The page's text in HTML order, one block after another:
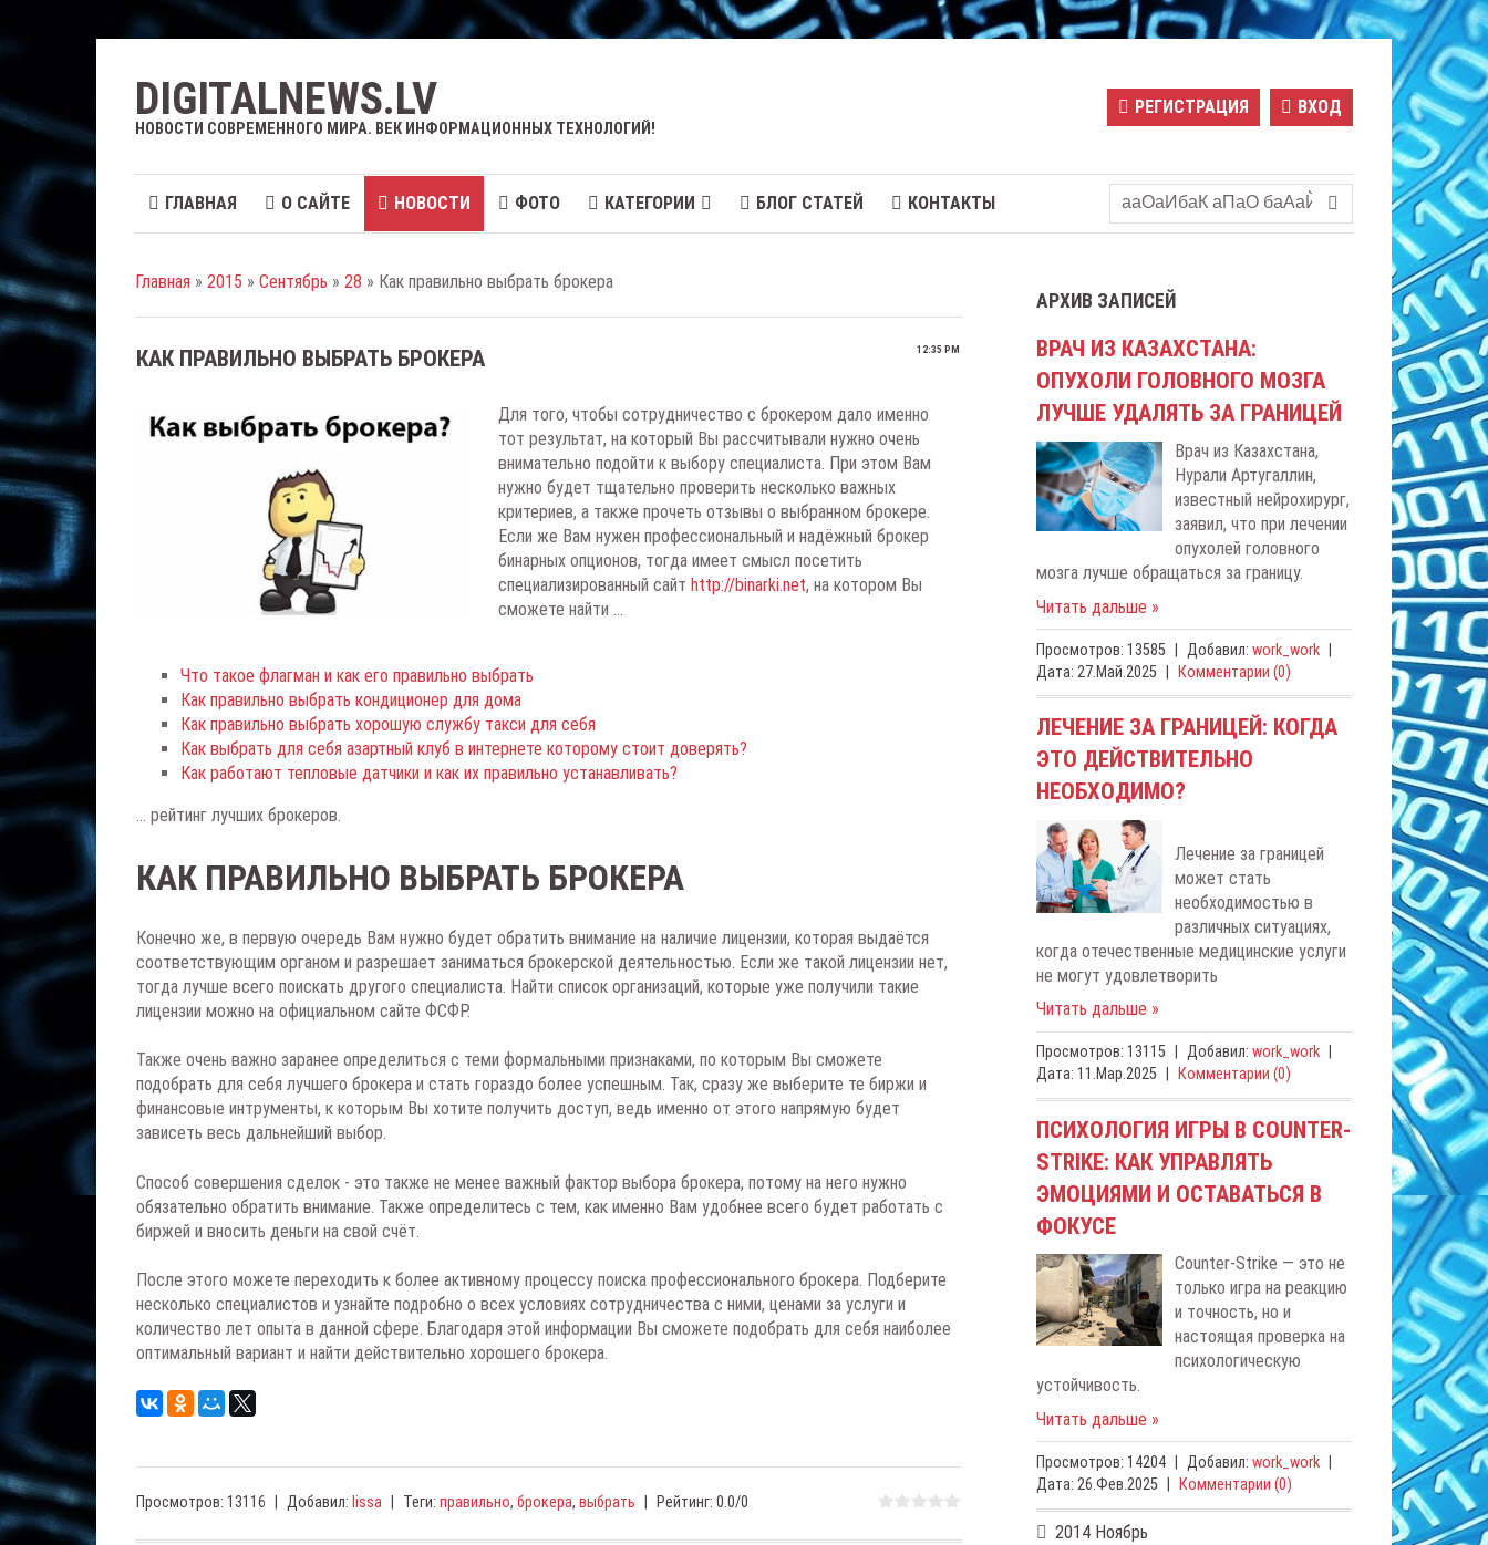
DIGITALNEWS.LV
НОВОСТИ СОВРЕМЕННОГО МИРА. ВЕК ИНФОРМАЦИОННЫХ ТЕХНОЛОГИЙ!
РЕГИСТРАЦИЯ ВХОД
ГЛАВНАЯ О САЙТЕ НОВОСТИ ФОТО КАТЕГОРИИ БЛОГ СТАТЕЙ КОНТАКТЫ
Главная »2015 » Сентябрь » 28 » Как правильно выбрать брокера
12:35 PM
КАК ПРАВИЛЬНО ВЫБРАТЬ БРОКЕРА
Для того, чтобы сотрудничество с брокером дало именно
тот результат, на который Вы рассчитывали нужно очень
внимательно подойти к выбору специалиста. При этом Вам
нужно будет тщательно проверить несколько важных
критериев, а также прочеть отзывы о выбранном брокере.
Если же Вам нужен профессиональный и надёжный брокер
бинарных опционов, тогда имеет смысл посетить
специализированный сайт http://binarki.net, на котором Вы
сможете найти ...
Что такое флагман и как его правильно выбрать
Как правильно выбрать кондиционер для дома
Как правильно выбрать хорошую службу такси для себя
Как выбрать для себя азартный клуб в интернете которому стоит доверять?
Как работают тепловые датчики и как их правильно устанавливать?
... рейтинг лучших брокеров.
КАК ПРАВИЛЬНО ВЫБРАТЬ БРОКЕРА
Конечно же, в первую очередь Вам нужно будет обратить внимание на наличие лицензии, которая выдаётся
соответствующим органом и разрешает заниматься брокерской деятельностью. Если же такой лицензии нет,
тогда лучше всего поискать другого специалиста. Найти список организаций, которые уже получили такие
лицензии можно на официальном сайте ФСФР.
Также очень важно заранее определиться с теми формальными признаками, по которым Вы сможете
подобрать для себя лучшего брокера и стать гораздо более успешным. Так, сразу же выберите те биржи и
финансовые интрументы, к которым Вы хотите получить доступ, ведь именно от этого напрямую будет
зависеть весь дальнейший выбор.
Способ совершения сделок - это также не менее важный фактор выбора брокера, потому на него нужно
обязательно обратить внимание. Также определитесь с тем, как именно Вам удобнее всего будет работать с
биржей и вносить деньги на свой счёт.
После этого можете переходить к более активному процессу поиска профессионального брокера. Подберите
несколько специалистов и узнайте подробно о всех условиях сотрудничества с ними, ценами за услуги и
количество лет опыта в данной сфере. Благодаря этой информации Вы сможете подобрать для себя наиболее
оптимальный вариант и найти действительно хорошего брокера.
Просмотров: 13116 Добавил: lissa Теги: правильно,брокера,выбрать Рейтинг: 0.0/0
АРХИВ ЗАПИСЕЙ
ВРАЧ ИЗ КАЗАХСТАНА:
ОПУХОЛИ ГОЛОВНОГО МОЗГА
ЛУЧШЕ УДАЛЯТЬ ЗА ГРАНИЦЕЙ
Врач из Казахстана,
Нурали Артугаллин,
известный нейрохирург,
заявил, что при лечении
опухолей головного
мозга лучше обращаться за границу.
Читать дальше »
Просмотров: 13585 Добавил: work_work
Дата: 27.Май.2025 Комментарии (0)
ЛЕЧЕНИЕ ЗА ГРАНИЦЕЙ: КОГДА
ЭТО ДЕЙСТВИТЕЛЬНО
НЕОБХОДИМО?
Лечение за границей
может стать
необходимостью в
различных ситуациях,
когда отечественные медицинские услуги
не могут удовлетворить
Читать дальше »
Просмотров: 13115 Добавил: work_work
Дата: 11.Мар.2025 Комментарии (0)
ПСИХОЛОГИЯ ИГРЫ В COUNTER-
STRIKE: КАК УПРАВЛЯТЬ
ЭМОЦИЯМИ И ОСТАВАТЬСЯ В
ФОКУСЕ
Counter-Strike — это не
только игра на реакцию
и точность, но и
настоящая проверка на
психологическую
устойчивость.
Читать дальше »
Просмотров: 14204 Добавил: work_work
Дата: 26.Фев.2025 Комментарии (0)
2014 Ноябрь